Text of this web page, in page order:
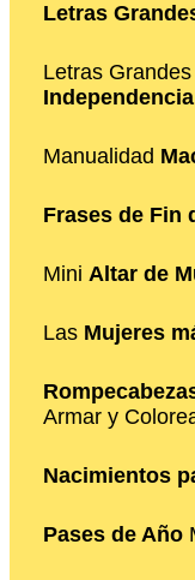
Letras
Letras
Independencia
Manualidad
Frases de Fin
Mini Altar de
Las Mujeres
Armar y
Nacimientos
Pases de Año